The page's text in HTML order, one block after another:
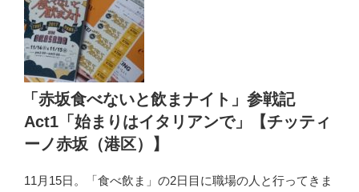
も
多
い
店」
【赤
ま
る
げ
と
飲
ま
ナ
イ
ト」
参
戦
Act2「鶏
「赤坂食べないと飲まナイト」参戦記
Act1「始まりはイタリアンで」【チッティ
ーノ赤坂（港区）】
11月15日。「食べ飲ま」の2日目に職場の人と行ってきま